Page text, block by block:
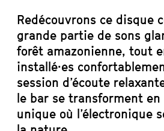
Redécouvrons ce disque
grande partie de sons
forêt amazonienne, tout
installé·es
session d’écoute
le bar se transforment
unique où l’électronique